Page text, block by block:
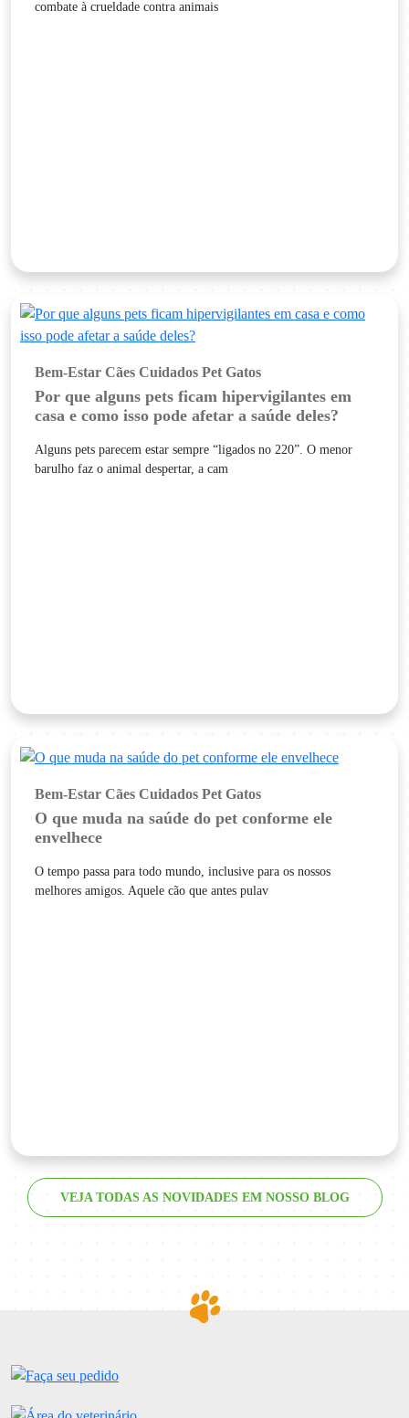
combate à crueldade contra animais
Bem-Estar Cães Cuidados Pet Gatos
Por que alguns pets ficam hipervigilantes em
casa e como isso pode afetar a saúde deles?
Alguns pets parecem estar sempre “ligados no 220”. O menor
barulho faz o animal despertar, a cam
Bem-Estar Cães Cuidados Pet Gatos
O que muda na saúde do pet conforme ele
envelhece
O tempo passa para todo mundo, inclusive para os nossos
melhores amigos. Aquele cão que antes pulav
VEJA TODAS AS NOVIDADES EM NOSSO BLOG